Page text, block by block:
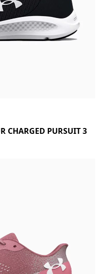
PURSUIT 3